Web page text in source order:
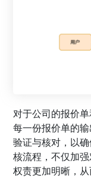
对于公司的报价
每一份报价单的
验证与核对，以
核流程，不仅加
权责更加明晰，